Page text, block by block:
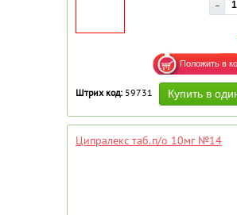
Штрих код: 59731
Ципралекс таб.п/о 10мг №14